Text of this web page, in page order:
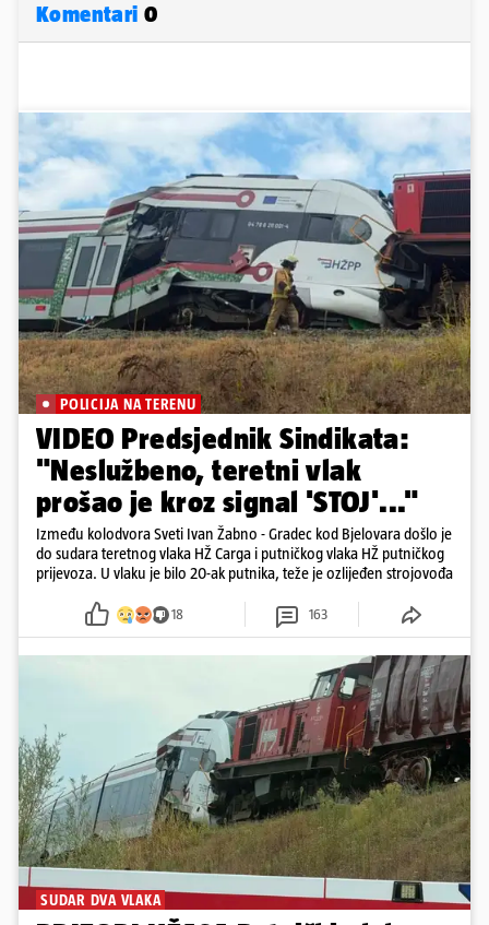
Komentari 0
POLICIJA NA TERENU
VIDEO Predsjednik Sindikata:
"Neslužbeno, teretni vlak
prošao je kroz signal 'STOJ'..."
Između kolodvora Sveti Ivan Žabno - Gradec kod Bjelovara došlo je
do sudara teretnog vlaka HŽ Carga i putničkog vlaka HŽ putničkog
prijevoza. U vlaku je bilo 20-ak putnika, teže je ozlijeđen strojovođa
18 163
SUDAR DVA VLAKA